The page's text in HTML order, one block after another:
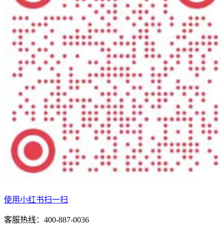
使用小红书扫一扫
客服热线：400-887-0036